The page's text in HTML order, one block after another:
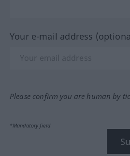
Your e-mail address
Please confirm you are human by
*Mandatory field